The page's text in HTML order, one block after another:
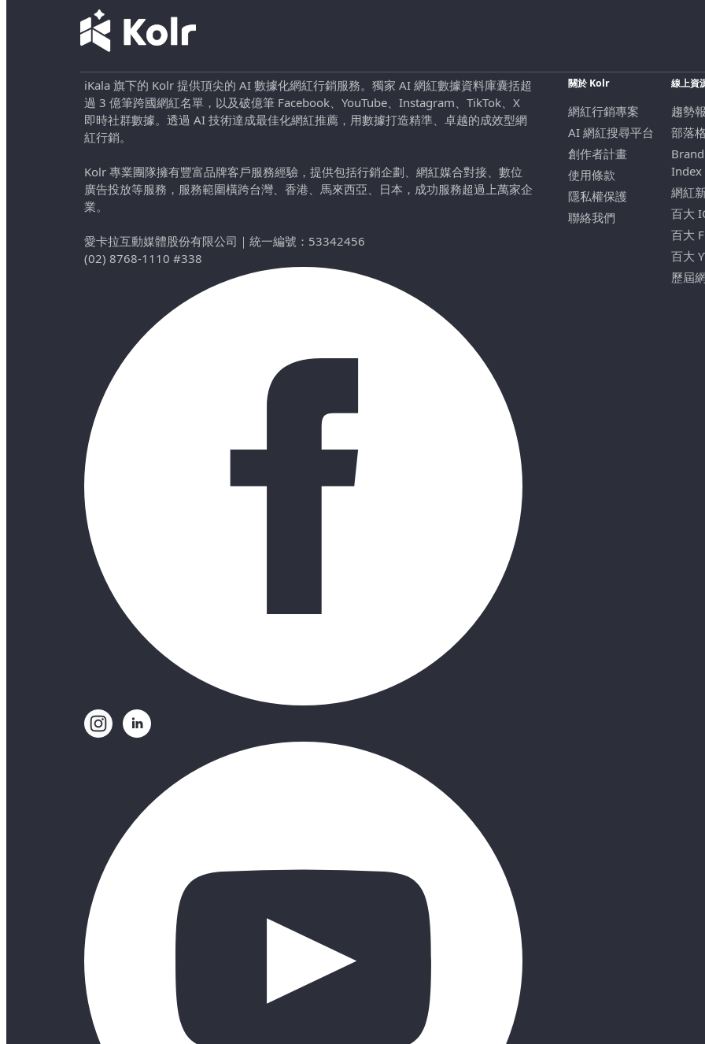
iKala 旗下的 Kolr 提供頂尖的 AI 數據化網紅行銷服務。獨家 AI 網紅數據資料庫囊括超
過 3 億筆跨國網紅名單，以及破億筆 Facebook、YouTube、Instagram、TikTok、X
即時社群數據。透過 AI 技術達成最佳化網紅推薦，用數據打造精準、卓越的成效型網
紅行銷。
Kolr 專業團隊擁有豐富品牌客戶服務經驗，提供包括行銷企劃、網紅媒合對接、數位
廣告投放等服務，服務範圍橫跨台灣、香港、馬來西亞、日本，成功服務超過上萬家企
業。
愛卡拉互動媒體股份有限公司 ｜ 統一編號：53342456
(02) 8768-1110 #338
關於 Kolr
網紅行銷專案
AI 網紅搜尋平台
創作者計畫
使用條款
隱私權保護
聯絡我們
線上資
趨勢
部落格
Index
網紅
百大
百大
百大
歷屆